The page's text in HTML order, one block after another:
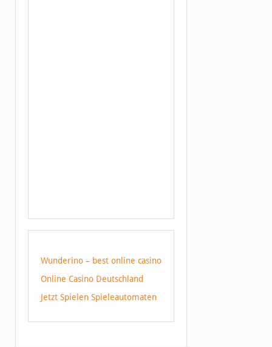
Wunderino – best online casino
Online Casino Deutschland
Jetzt Spielen Spieleautomaten